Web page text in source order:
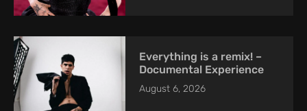
Everything is a remix! –
Documental Experience
August 6, 2026